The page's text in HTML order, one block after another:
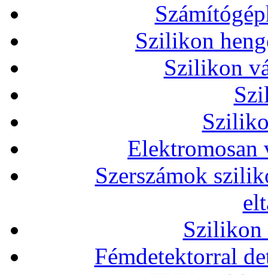
Szilikon
Szilikon
Elektromosan
Szerszámok
Szilikon
Fémdetektorral